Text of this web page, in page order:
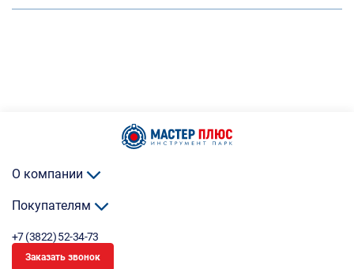
О компании
Покупателям
+7 (3822) 52-34-73
Заказать звонок